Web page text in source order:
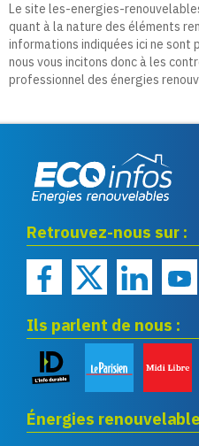
Le site les-energies-
quant à la nature des éléments
informations indiquées ici ne sont
nous vous incitons donc à les
professionnel des énergies
renouvelables
Retrouvez-nous sur :
Ils parlent de nous :
Énergies